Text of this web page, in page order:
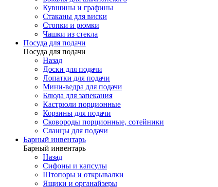
Кувшины и графины
Стаканы для виски
Стопки и рюмки
Чашки из стекла
Посуда для подачи
Посуда для подачи
Назад
Доски для подачи
Лопатки для подачи
Мини-ведра для подачи
Блюда для запекания
Кастрюли порционные
Корзины для подачи
Сковороды порционные, сотейники
Сланцы для подачи
Барный инвентарь
Барный инвентарь
Назад
Сифоны и капсулы
Штопоры и открывалки
Ящики и органайзеры